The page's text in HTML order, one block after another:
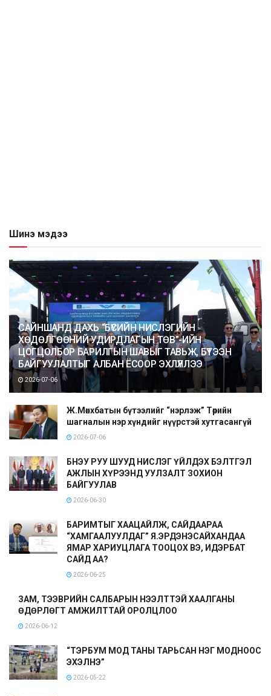
Шинэ мэдээ
САЙНШАНД ДАХЬ “БҮСИЙН НИСЛЭГИЙН
ХӨДӨЛГӨӨНИЙ УДИРДЛАГЫН ТӨВ”-ИЙН
ЦОГЦОЛБОР БАРИЛГЫН ШАВЫГ ТАВЬЖ, БҮТЭЭН
БАЙГУУЛАЛТЫГ АЛБАН ЁСООР ЭХЛҮҮЛЛЭЭ
2026-07-06
Ж.Мөнхбатын бүтээлийг “нэрлэж” Төрийн
шагналын нэр хүндийг нүүрстэй хутгасангүй
2026-07-06
БНЭУ РУУ ШУУД НИСЛЭГ ҮЙЛДЭХ БЭЛТГЭЛ
АЖЛЫН ХҮРЭЭНД УУЛЗАЛТ ЗОХИОН
БАЙГУУЛАВ
2026-06-30
БАРИМТЫГ ХААЦАЙЛЖ, САЙДААРАА
“ХАМГААЛУУЛДАГ” Я.ЭРДЭНЭСАЙХАНДАА
ЯМАР ХАРИУЦЛАГА ТООЦОХ ВЭ, ИДЭРБАТ
САЙД АА?
2026-06-25
ЗАМ, ТЭЭВРИЙН САЛБАРЫН НЭЭЛТТЭЙ ХААЛГАНЫ
ӨДӨРЛӨГТ АМЖИЛТТАЙ ОРОЛЦЛОО
2026-06-12
“ТЭРБУМ МОД ТАНЫ ТАРЬСАН НЭГ МОДНООС
ЭХЭЛНЭ”
2026-05-22